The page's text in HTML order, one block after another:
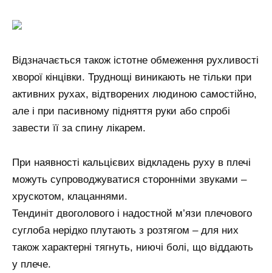
Відзначається також істотне обмеження рухливості
хворої кінцівки. Труднощі виникають не тільки при
активних рухах, відтворених людиною самостійно,
але і при пасивному підняття руки або спробі
завести її за спину лікарем.
При наявності кальцієвих відкладень руху в плечі
можуть супроводжуватися сторонніми звуками –
хрускотом, клацаннями.
Тендиніт двоголового і надостной м’язи плечового
суглоба нерідко плутають з розтягом – для них
також характерні тягнуть, ниючі болі, що віддають
у плече.